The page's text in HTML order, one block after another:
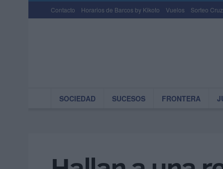
Contacto Horarios de Barcos by Kikoto Vuelos Sorteo
SOCIEDAD SUCESOS FRONTERA